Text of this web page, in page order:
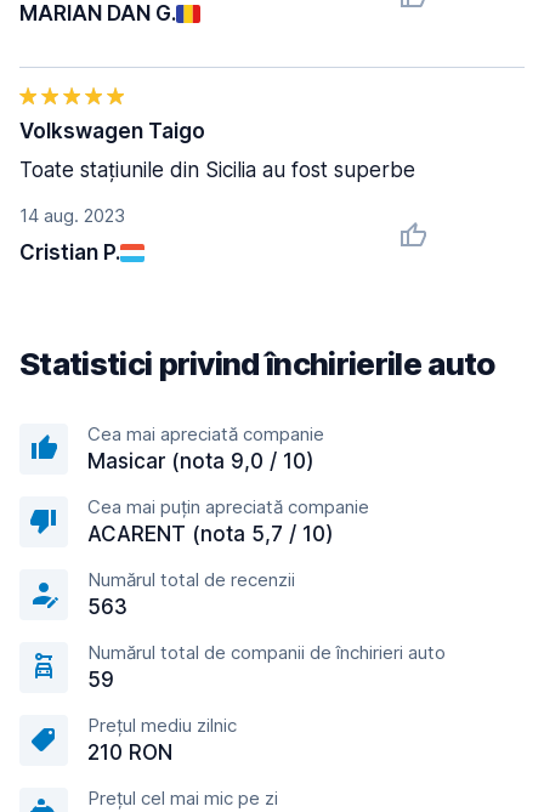
MARIAN DAN G.
14 aug. 2023
Cristian P.
Volkswagen Taigo
Toate stațiunile din Sicilia au fost superbe
Statistici privind închirierile auto
Cea mai apreciată companie
Masicar (nota 9,0 / 10)
Cea mai puțin apreciată companie
ACARENT (nota 5,7 / 10)
Numărul total de recenzii
563
Numărul total de companii de închirieri auto
59
Prețul mediu zilnic
210 RON
Prețul cel mai mic pe zi